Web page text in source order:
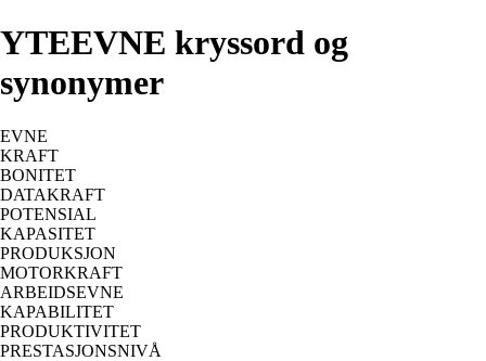
YTEEVNE kryssord og
synonymer
EVNE
KRAFT
BONITET
DATAKRAFT
POTENSIAL
KAPASITET
PRODUKSJON
MOTORKRAFT
ARBEIDSEVNE
KAPABILITET
PRODUKTIVITET
PRESTASJONSNIVÅ